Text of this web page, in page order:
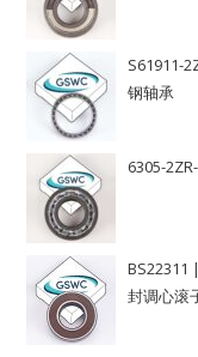
S61911-
钢轴承
6305-
BS22311
封调心滚